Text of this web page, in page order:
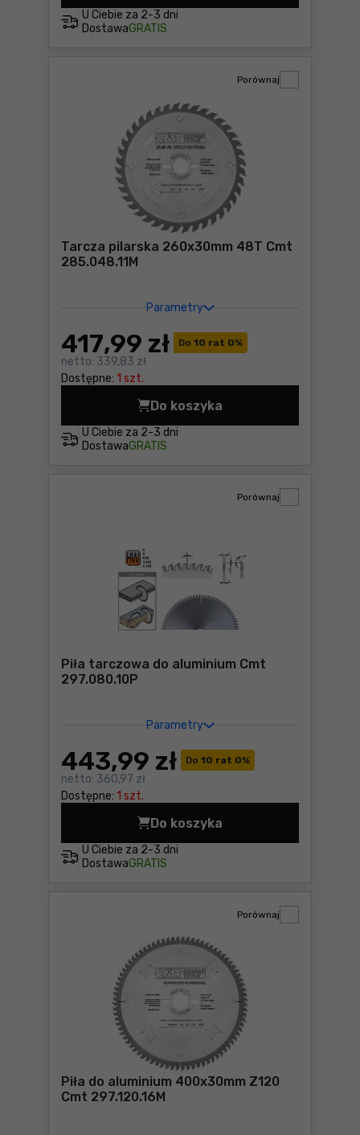
U Ciebie za 2-3 dni
DostawaGRATIS
Tarcza pilarska 260x30mm 48T Cmt
285.048.11M
Parametry
Do 10 rat 0%
417,99 zł
netto: 339,83 zł
Dostępne: 1 szt.
Porównaj
U Ciebie za 2-3 dni
DostawaGRATIS
Do koszyka
Tarcza pilarska 260x30mm
Piła tarczowa do aluminium Cmt
297.080.10P
Parametry
Do 10 rat 0%
443,99 zł
netto: 360,97 zł
Dostępne: 1 szt.
Porównaj
U Ciebie za 2-3 dni
DostawaGRATIS
Do koszyka
Piła tarczowa do
Piła do aluminium 400x30mm Z120
Cmt 297.120.16M
Porównaj